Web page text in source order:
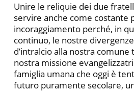
Unire le reliquie dei due
servire anche come costante
incoraggiamento perché, in
continuo, le nostre
d’intralcio alla nostra comune
nostra missione
famiglia umana che oggi è
futuro puramente secolare,